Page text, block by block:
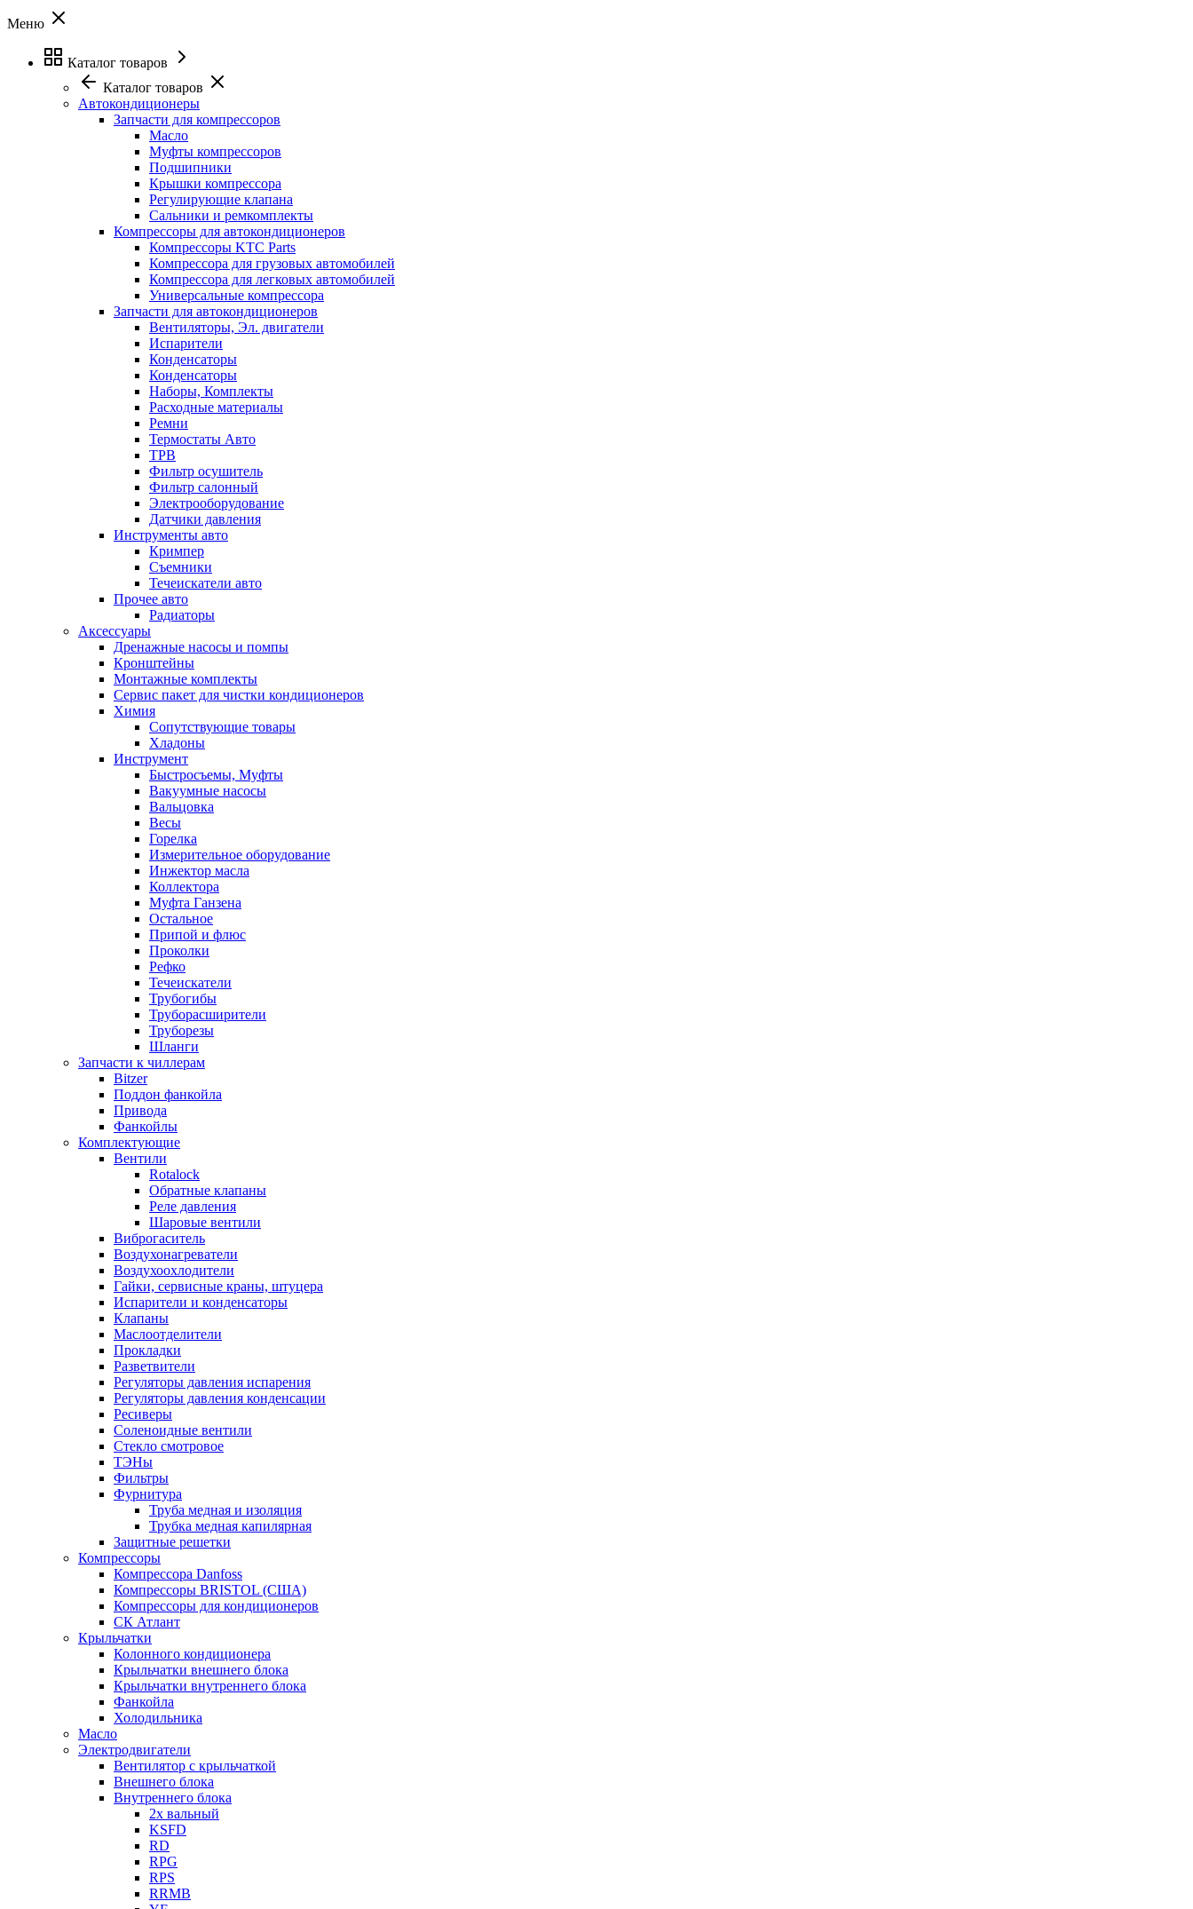
Меню
Каталог товаров
Каталог товаров
Автокондиционеры
Запчасти для компрессоров
Масло
Муфты компрессоров
Подшипники
Крышки компрессора
Регулирующие клапана
Сальники и ремкомплекты
Компрессоры для автокондиционеров
Компрессоры KTC Parts
Компрессора для грузовых автомобилей
Компрессора для легковых автомобилей
Универсальные компрессора
Запчасти для автокондиционеров
Вентиляторы, Эл. двигатели
Испарители
Конденсаторы
Конденсаторы
Наборы, Комплекты
Расходные материалы
Ремни
Термостаты Авто
ТРВ
Фильтр осушитель
Фильтр салонный
Электрооборудование
Датчики давления
Инструменты авто
Кримпер
Съемники
Течеискатели авто
Прочее авто
Радиаторы
Аксессуары
Дренажные насосы и помпы
Кронштейны
Монтажные комплекты
Сервис пакет для чистки кондиционеров
Химия
Сопутствующие товары
Хладоны
Инструмент
Быстросъемы, Муфты
Вакуумные насосы
Вальцовка
Весы
Горелка
Измерительное оборудование
Инжектор масла
Коллектора
Муфта Ганзена
Остальное
Припой и флюс
Проколки
Рефко
Течеискатели
Трубогибы
Труборасширители
Труборезы
Шланги
Запчасти к чиллерам
Bitzer
Поддон фанкойла
Привода
Фанкойлы
Комплектующие
Вентили
Rotalock
Обратные клапаны
Реле давления
Шаровые вентили
Виброгаситель
Воздухонагреватели
Воздухоохлодители
Гайки, сервисные краны, штуцера
Испарители и конденсаторы
Клапаны
Маслоотделители
Прокладки
Разветвители
Регуляторы давления испарения
Регуляторы давления конденсации
Ресиверы
Соленоидные вентили
Стекло смотровое
ТЭНы
Фильтры
Фурнитура
Труба медная и изоляция
Трубка медная капилярная
Защитные решетки
Компрессоры
Компрессора Danfoss
Компрессоры BRISTOL (США)
Компрессоры для кондиционеров
СК Атлант
Крыльчатки
Колонного кондиционера
Крыльчатки внешнего блока
Крыльчатки внутреннего блока
Фанкойла
Холодильника
Масло
Электродвигатели
Вентилятор с крыльчаткой
Внешнего блока
Внутреннего блока
2х вальный
KSFD
RD
RPG
RPS
RRMB